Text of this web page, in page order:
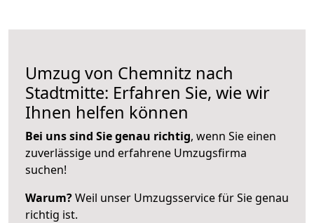
Umzug von Chemnitz nach
Stadtmitte: Erfahren Sie, wie wir
Ihnen helfen können
Bei uns sind Sie genau richtig, wenn Sie einen
zuverlässige und erfahrene Umzugsfirma
suchen!
Warum?Weil unser Umzugsservice für Sie genau
richtig ist.